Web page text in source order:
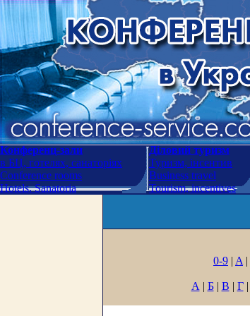
Конференц-зали
в БЦ, готелях, санаторіях
Conference rooms
Hotels. Sanatoria
Діловий туризм
Туризм, інсентив
Business travel
Tourism, incentives
0-9 | A |
А | Б| В | Г|